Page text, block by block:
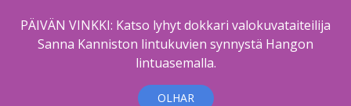
PÄIVÄN VINKKI: Katso lyhyt dokkari valokuvataiteilija
Sanna Kanniston lintukuvien synnystä Hangon
lintuasemalla.
OLHAR